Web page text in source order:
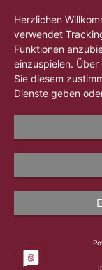
Herzlichen
verwendet
Funktionen
einzuspielen.
Sie diesem
Dienste geben